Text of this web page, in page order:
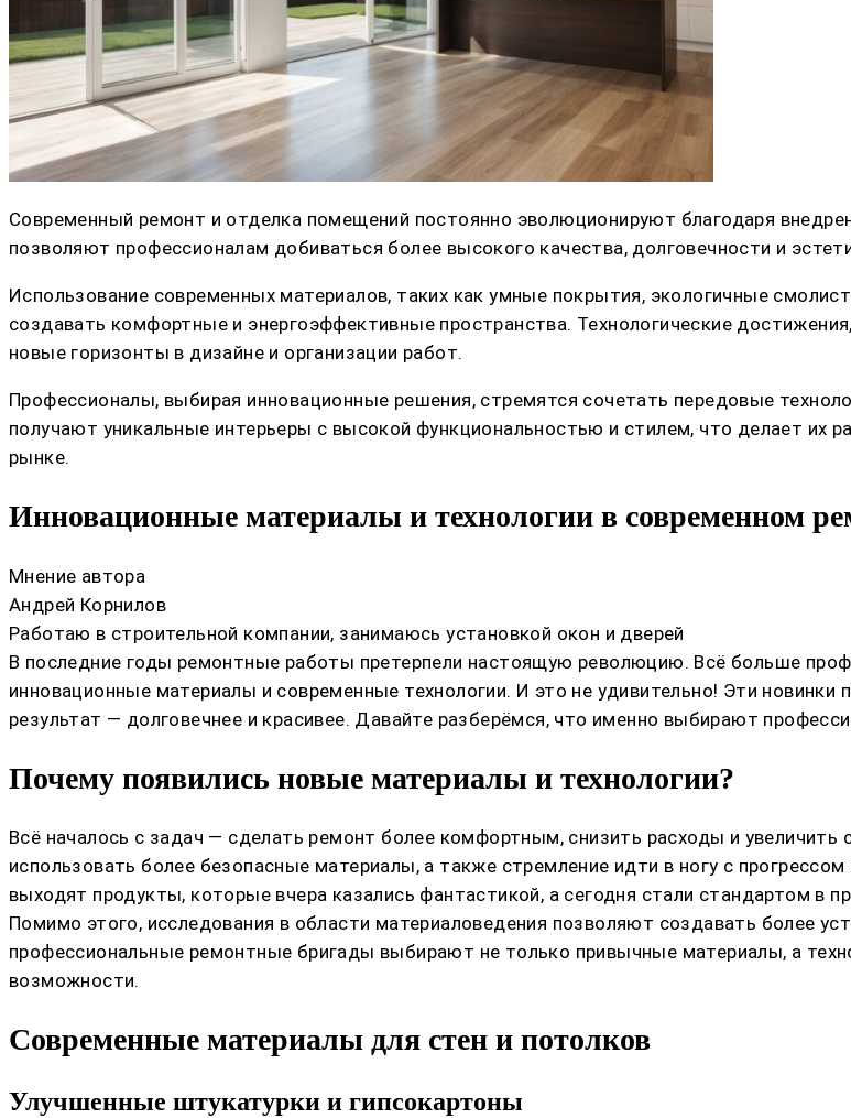
Современный ремонт и отделка помещений постоянно эволюционируют благодаря
позволяют профессионалам добиваться более высокого качества, долговечности и
Использование современных материалов, таких как умные покрытия, экологичные
создавать комфортные и энергоэффективные пространства. Технологические
новые горизонты в дизайне и организации работ.
Профессионалы, выбирая инновационные решения, стремятся сочетать передовые
получают уникальные интерьеры с высокой функциональностью и стилем, что делает
рынке.
Инновационные материалы и технологии в современном
Мнение автора
Андрей Корнилов
Работаю в строительной компании, занимаюсь установкой окон и дверей
В последние годы ремонтные работы претерпели настоящую революцию. Всё больше
инновационные материалы и современные технологии. И это не удивительно! Эти
результат — долговечнее и красивее. Давайте разберёмся, что именно выбирают
Почему появились новые материалы и технологии?
Всё началось с задач — сделать ремонт более комфортным, снизить расходы и
использовать более безопасные материалы, а также стремление идти в ногу с
выходят продукты, которые вчера казались фантастикой, а сегодня стали стандартом в
Помимо этого, исследования в области материаловедения позволяют создавать более
профессиональные ремонтные бригады выбирают не только привычные материалы, а
возможности.
Современные материалы для стен и потолков
Улучшенные штукатурки и гипсокартоны